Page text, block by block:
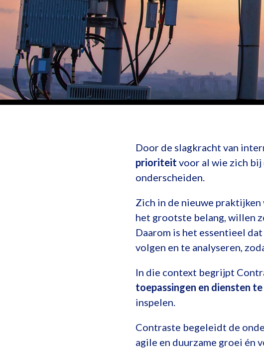
Door de slagkracht van
prioriteit voor al wie zich bij
onderscheiden.
Zich in de nieuwe
het grootste belang, willen
Daarom is het essentieel
volgen en te analyseren,
In die context begrijpt
toepassingen en diensten
inspelen.
Contraste begeleidt de
agile en duurzame groei én